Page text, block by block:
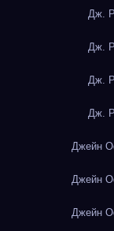
Дж.
Дж.
Дж.
Дж.
Джейн
Джейн
Джейн